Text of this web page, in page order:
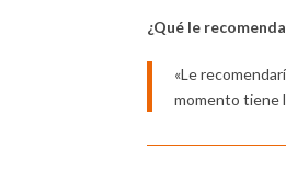
¿Qué le
«Le
momento tiene